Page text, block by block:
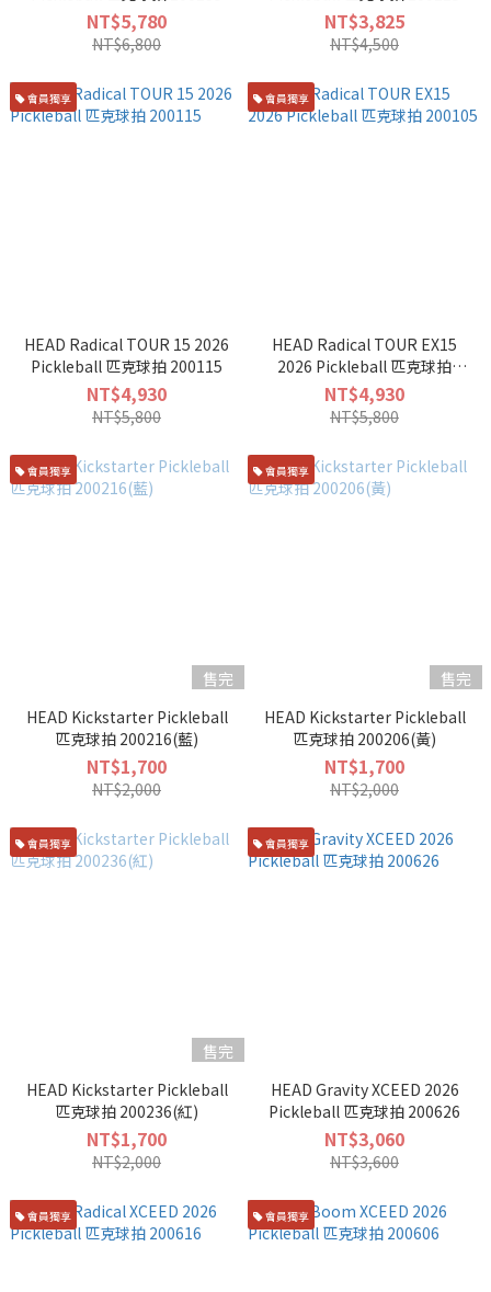
NT$5,780
NT$6,800
NT$3,825
NT$4,500
會員獨享
HEAD Radical TOUR 15 2026
Pickleball 匹克球拍 200115
NT$4,930
NT$5,800
會員獨享
HEAD Radical TOUR EX15
2026 Pickleball 匹克球拍
200105
NT$4,930
NT$5,800
會員獨享
售完
HEAD Kickstarter Pickleball
匹克球拍 200216(藍)
NT$1,700
NT$2,000
會員獨享
售完
HEAD Kickstarter Pickleball
匹克球拍 200206(黃)
NT$1,700
NT$2,000
會員獨享
售完
HEAD Kickstarter Pickleball
匹克球拍 200236(紅)
NT$1,700
NT$2,000
會員獨享
HEAD Gravity XCEED 2026
Pickleball 匹克球拍 200626
NT$3,060
NT$3,600
會員獨享 會員獨享